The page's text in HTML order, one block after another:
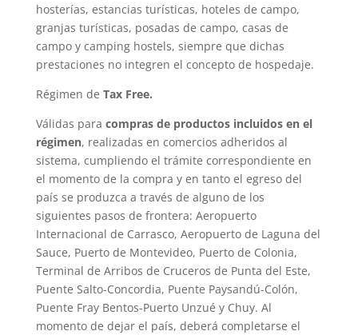
hosterías, estancias turísticas, hoteles de campo,
granjas turísticas, posadas de campo, casas de
campo y camping hostels, siempre que dichas
prestaciones no integren el concepto de hospedaje.
Régimen de Tax Free.
Válidas para compras de productos incluidos en el
régimen, realizadas en comercios adheridos al
sistema, cumpliendo el trámite correspondiente en
el momento de la compra y en tanto el egreso del
país se produzca a través de alguno de los
siguientes pasos de frontera: Aeropuerto
Internacional de Carrasco, Aeropuerto de Laguna del
Sauce, Puerto de Montevideo, Puerto de Colonia,
Terminal de Arribos de Cruceros de Punta del Este,
Puente Salto-Concordia, Puente Paysandú-Colón,
Puente Fray Bentos-Puerto Unzué y Chuy. Al
momento de dejar el país, deberá completarse el